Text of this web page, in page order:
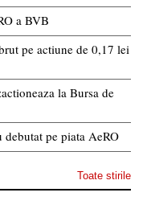
a BVB
pe actiune de 0,17 lei
la Bursa de
pe piata AeRO
Toate stirile